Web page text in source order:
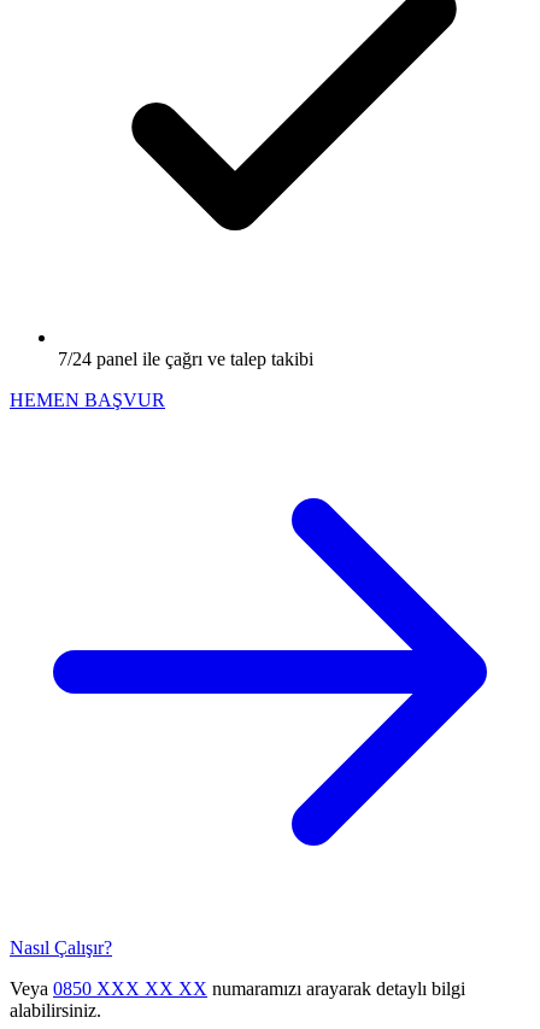
7/24 panel ile çağrı ve talep takibi
HEMEN BAŞVUR
Nasıl Çalışır?
Veya 0850 XXX XX XX numaramızı arayarak detaylı bilgi
alabilirsiniz.